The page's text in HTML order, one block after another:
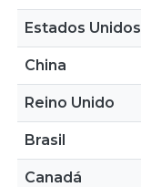
Estados Unidos
China
Reino Unido
Brasil
Canadá